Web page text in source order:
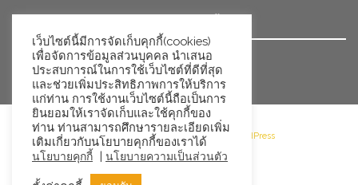
นโยบายข้อมูลส่วนบุคคล
©2026 Goodwill Retail · Powered by WordPress
เว็บไซต์นี้มีการจัดเก็บคุกกี้(cookies)
เพื่อจัดการข้อมูลส่วนบุคคล นำเสนอ
ประสบการณ์ในการใช้เว็บไซต์ที่ดีที่สุด
และช่วยเพิ่มประสิทธิภาพการให้บริการ
แก่ท่าน การใช้งานเว็บไซต์นี้ถือเป็นการ
ยินยอมให้เราจัดเก็บและใช้คุกกี้ของ
ท่าน ท่านสามารถศึกษารายละเอียดเพิ่ม
เติมเกี่ยวกับนโยบายคุกกี้ของเราได้
นโยบายคุกกี้ | นโยบายความเป็นส่วนตัว